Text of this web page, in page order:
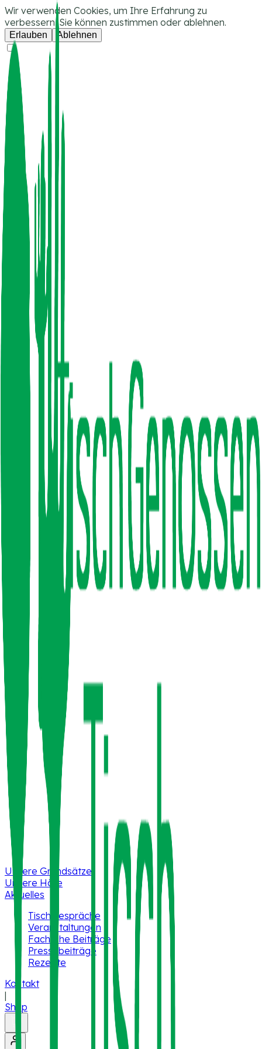
Wir verwenden Cookies, um Ihre Erfahrung zu
verbessern. Sie können zustimmen oder ablehnen.
Erlauben Ablehnen
Unsere Grundsätze
Unsere Höfe
Aktuelles
TischGespräche
Veranstaltungen
Fachliche Beiträge
Pressebeiträge
Rezepte
Kontakt
|
Shop